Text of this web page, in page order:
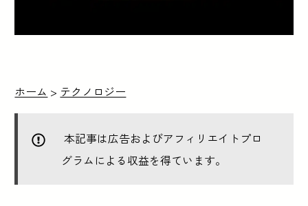
ホーム > テクノロジー
本記事は広告およびアフィリエイトプロ
グラムによる収益を得ています。